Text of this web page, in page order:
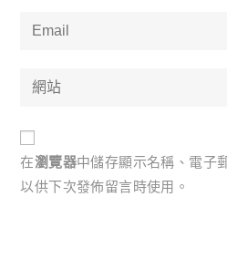
Enter
address
comment
Enter
URL
(optional)
在瀏覽器中儲存顯示名稱、電子
以供下次發佈留言時使用。